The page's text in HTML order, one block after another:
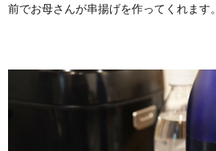
前でお母さんが串揚げを作ってくれます。